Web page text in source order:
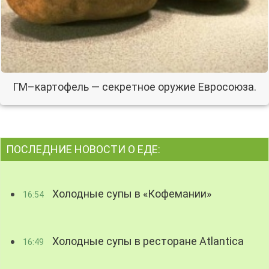
ГМ–картофель — секретное оружие Евросоюза.
ПОСЛЕДНИЕ НОВОСТИ О ЕДЕ:
16:54 Холодные супы в «Кофемании»
16:49 Холодные супы в ресторане Atlantica